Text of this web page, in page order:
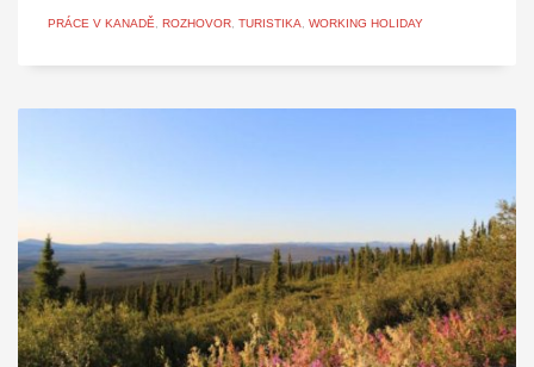
PRÁCE V KANADĚ, ROZHOVOR, TURISTIKA, WORKING HOLIDAY